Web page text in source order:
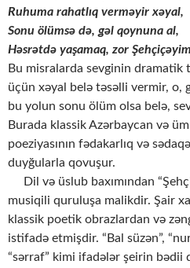
Ruhuma rahatlıq verməyir xəyal,
Sonu ölümsə də, gəl qoynuna al,
Həsrətdə yaşamaq, zor
Bu misralarda sevginin dramatik
üçün xəyal belə təsəlli vermir, o,
bu yolun sonu ölüm olsa belə,
Burada klassik Azərbaycan və
poeziyasının fədakarlıq və
duyğularla qovuşur.
Dil və üslub baxımından
musiqili quruluşa malikdir. Şair
klassik poetik obrazlardan və
istifadə etmişdir. “Bal süzən”,
“sərraf” kimi ifadələr şeirin bədii